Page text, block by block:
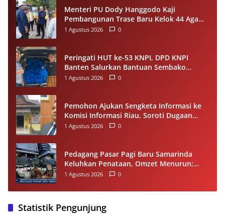
Menteri PU Dody Hanggodo Kaji
Pembangunan Trase Baru Kelok 44 Agam
Usai Longsor, Utamakan Keselamatan
1 Agustus 2026 0
Peringati HUT ke-53 KNPI, DPD KNPI
Banten Salurkan Bantuan Sembako
Melalui Pemuda Berdampak
1 Agustus 2026 0
Pemohon Ajukan Sengketa Informasi ke
Komisi Informasi Riau, Soroti Dugaan
Tidak Ditanggapinya Permohonan ke
1 Agustus 2026 0
Pedagang Pasar Pagi Baru Samarinda
Keluhkan Penataan, Omzet Menurun;
Minta Pemkot Evaluasi Distribusi Ruko
1 Agustus 2026 0
Statistik Pengunjung